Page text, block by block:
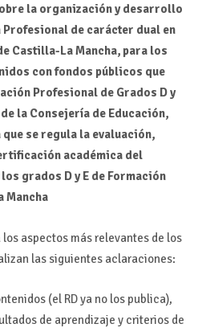
la organización y desarrollo
de carácter dual en
Castilla-La Mancha, para los
con fondos públicos que
Profesional de Grados D y
la Consejería de Educación,
se regula la evaluación,
académica del
grados D y E de Formación
Mancha
aspectos más relevantes de los
las siguientes aclaraciones:
(el RD ya no los publica),
de aprendizaje y criterios de